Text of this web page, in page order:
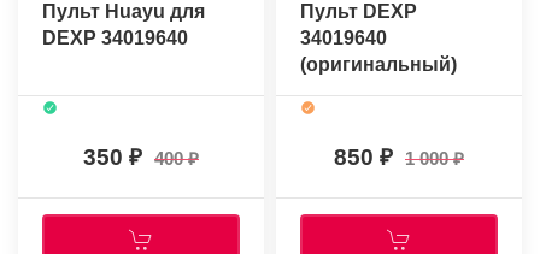
Пульт Huayu для
DEXP 34019640
350 400
Пульт DEXP
34019640
(оригинальный)
850 1 000